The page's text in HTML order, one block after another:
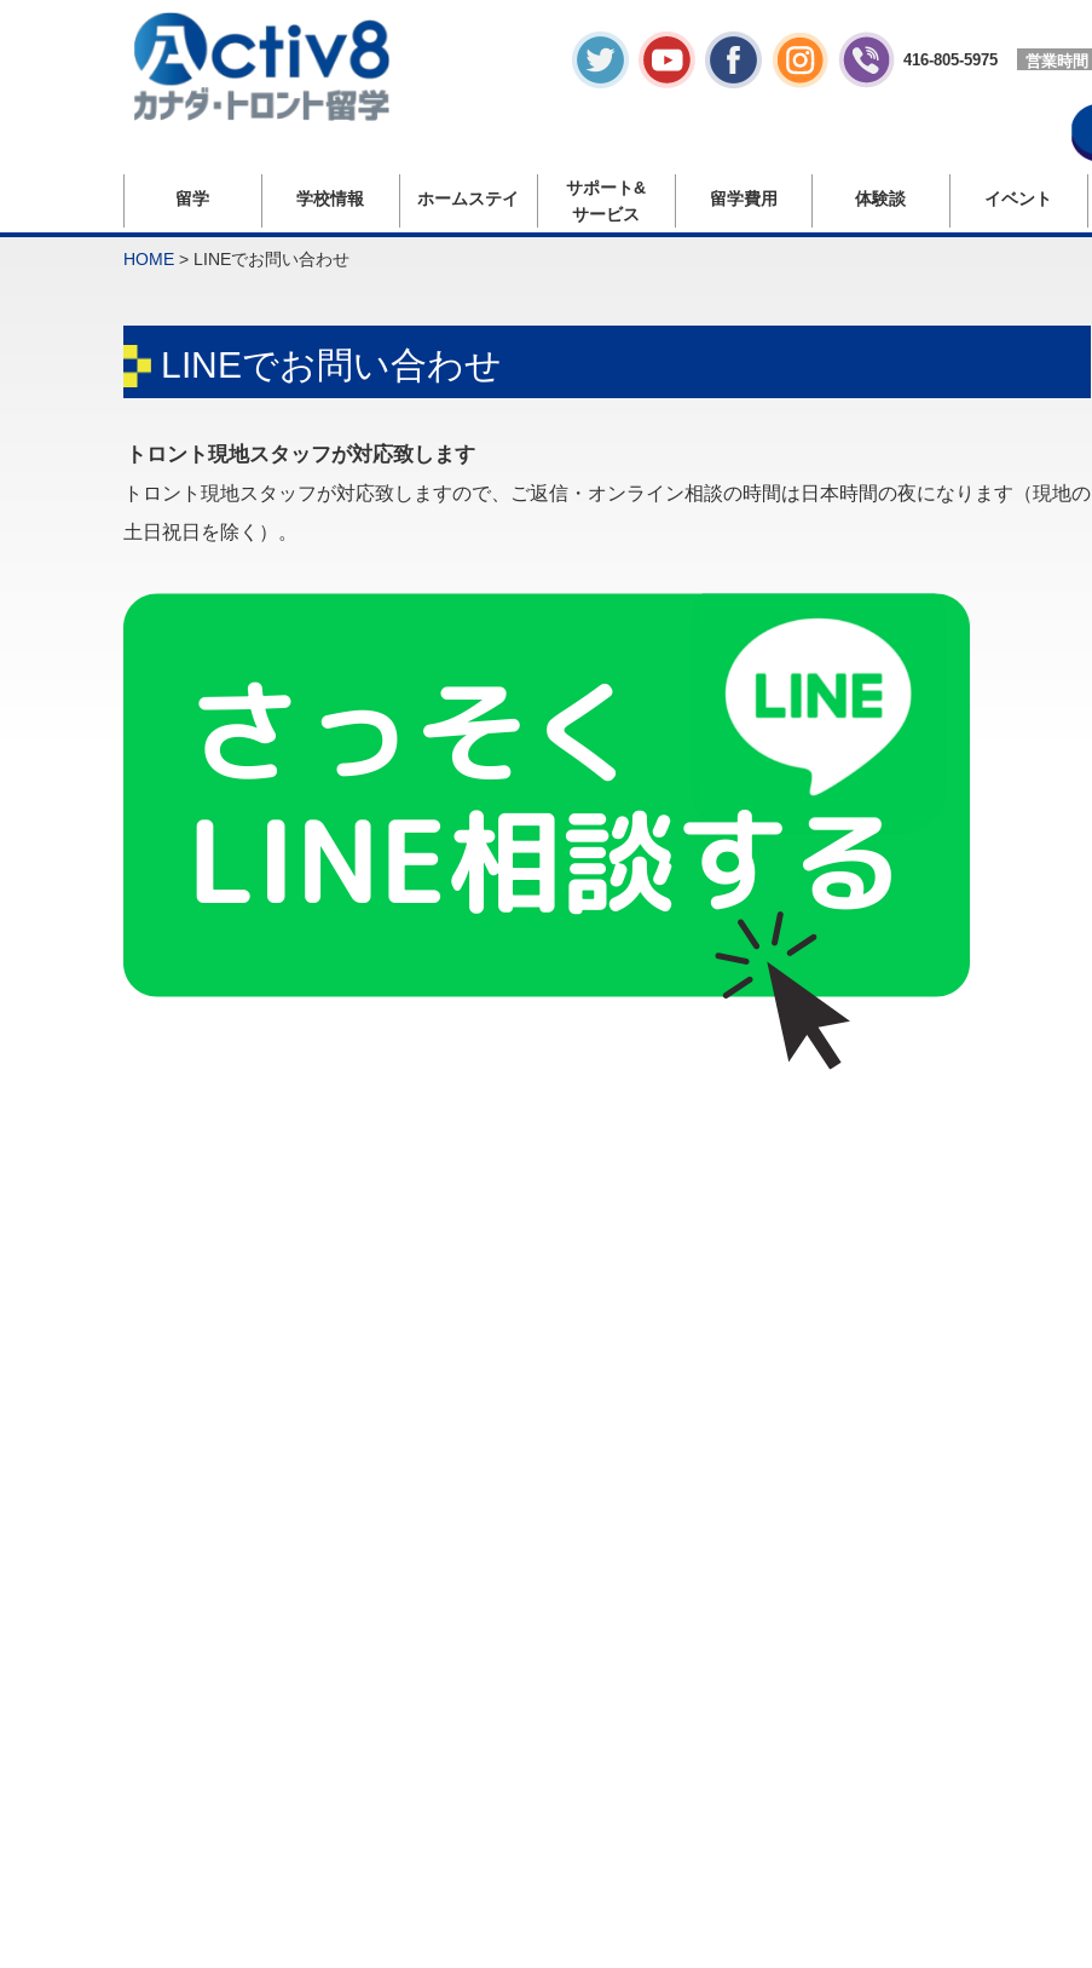
営業時間
416-805-5975
留学 学校情報 ホームステイ
サポート&
サービス
留学費用 体験談 イベント
HOME > LINEでお問い合わせ
LINEでお問い合わせ
トロント現地スタッフが対応致します
トロント現地スタッフが対応致しますので、ご返信・オンライン相談の時間は日本時間の夜になります（現地の
土日祝日を除く）。